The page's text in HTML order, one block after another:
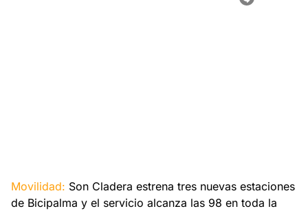
Movilidad: Son Cladera estrena tres nuevas estaciones
de Bicipalma y el servicio alcanza las 98 en toda la